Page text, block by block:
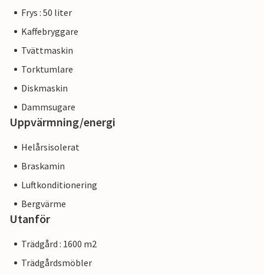
Frys : 50 liter
Kaffebryggare
Tvättmaskin
Torktumlare
Diskmaskin
Dammsugare
Uppvärmning/energi
Helårsisolerat
Braskamin
Luftkonditionering
Bergvärme
Utanför
Trädgård : 1600 m2
Trädgårdsmöbler